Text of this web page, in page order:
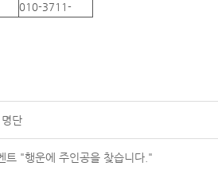
010-3711-
단
트 "행운에 주인공을 찾습니다."